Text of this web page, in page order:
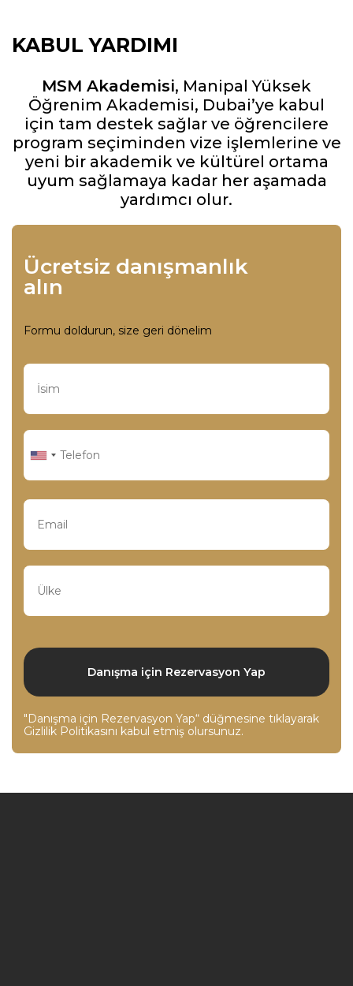
KABUL YARDIMI
MSM Akademisi, Manipal Yüksek
Öğrenim Akademisi, Dubai’ye kabul
için tam destek sağlar ve öğrencilere
program seçiminden vize işlemlerine ve
yeni bir akademik ve kültürel ortama
uyum sağlamaya kadar her aşamada
yardımcı olur.
Ücretsiz danışmanlık
alın
Formu doldurun, size geri dönelim
"Danışma için Rezervasyon Yap“ düğmesine tıklayarak
Gizlilik Politikasını kabul etmiş olursunuz.